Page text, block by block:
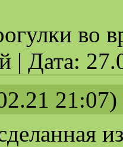
во
| Дата:
21:07)